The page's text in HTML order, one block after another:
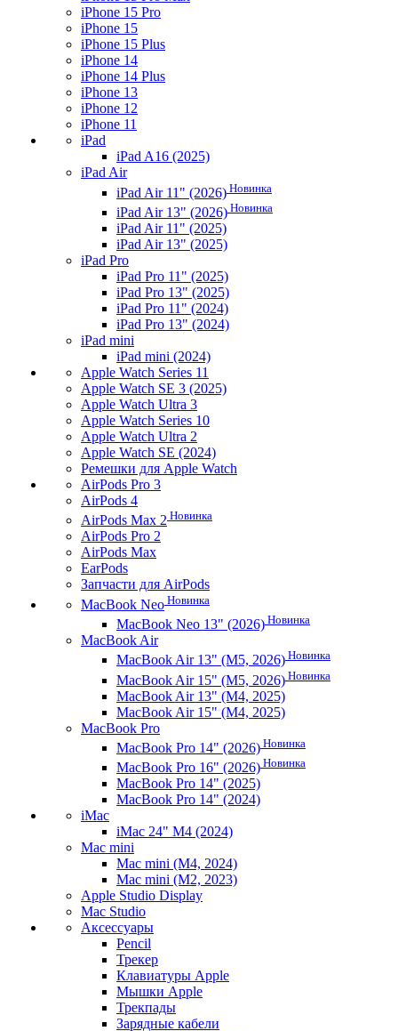
iPhone 15 Pro
iPhone 15
iPhone 15 Plus
iPhone 14
iPhone 14 Plus
iPhone 13
iPhone 12
iPhone 11
iPad
iPad A16 (2025)
iPad Air
iPad Air 11" (2026) Новинка
iPad Air 13" (2026) Новинка
iPad Air 11" (2025)
iPad Air 13" (2025)
iPad Pro
iPad Pro 11" (2025)
iPad Pro 13" (2025)
iPad Pro 11" (2024)
iPad Pro 13" (2024)
iPad mini
iPad mini (2024)
Apple Watch Series 11
Apple Watch SE 3 (2025)
Apple Watch Ultra 3
Apple Watch Series 10
Apple Watch Ultra 2
Apple Watch SE (2024)
Ремешки для Apple Watch
AirPods Pro 3
AirPods 4
AirPods Max 2 Новинка
AirPods Pro 2
AirPods Max
EarPods
Запчасти для AirPods
MacBook Neo Новинка
MacBook Neo 13" (2026) Новинка
MacBook Air
MacBook Air 13" (M5, 2026) Новинка
MacBook Air 15" (M5, 2026) Новинка
MacBook Air 13" (M4, 2025)
MacBook Air 15" (M4, 2025)
MacBook Pro
MacBook Pro 14" (2026) Новинка
MacBook Pro 16" (2026) Новинка
MacBook Pro 14" (2025)
MacBook Pro 14" (2024)
iMac
iMac 24" M4 (2024)
Mac mini
Mac mini (M4, 2024)
Mac mini (M2, 2023)
Apple Studio Display
Mac Studio
Аксессуары
Pencil
Трекер
Клавиатуры Apple
Мышки Apple
Трекпады
Зарядные кабели